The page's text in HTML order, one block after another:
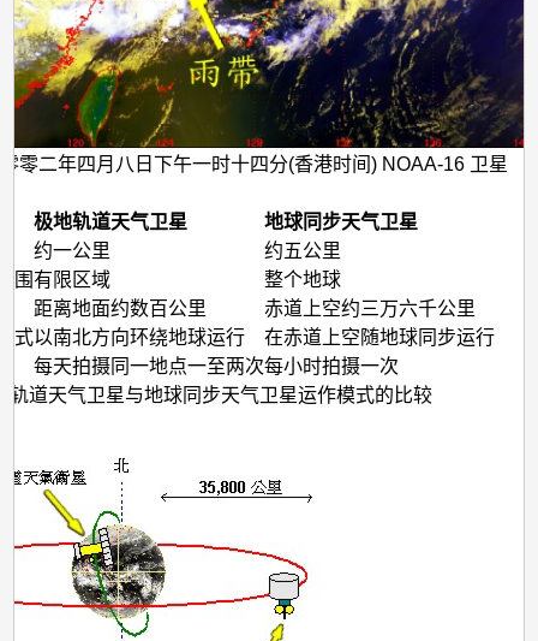
二年四月八日下午一时十四分(香港时间) NOAA-16 卫星
极地轨道天气卫星
地球同步天气卫星
约一公里
约五公里
围有限区域
整个地球
距离地面约数百公里
赤道上空约三万六千公里
式以南北方向环绕地球运行
在赤道上空随地球同步运行
每天拍摄同一地点一至两次每小时拍摄一次
道天气卫星与地球同步天气卫星运作模式的比较